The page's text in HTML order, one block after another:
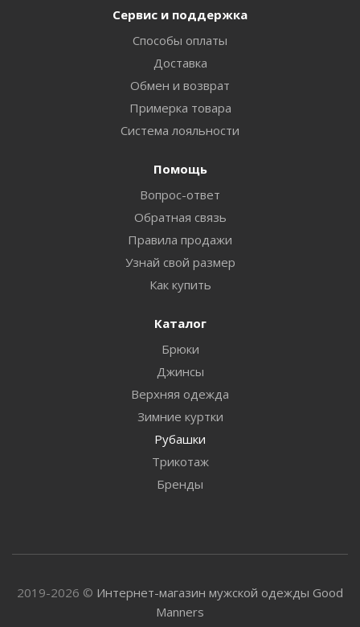
Сервис и поддержка
Способы оплаты
Доставка
Обмен и возврат
Примерка товара
Система лояльности
Помощь
Вопрос-ответ
Обратная связь
Правила продажи
Узнай свой размер
Как купить
Каталог
Брюки
Джинсы
Верхняя одежда
Зимние куртки
Рубашки
Трикотаж
Бренды
2019-2026 © Интернет-магазин мужской одежды Good
Manners